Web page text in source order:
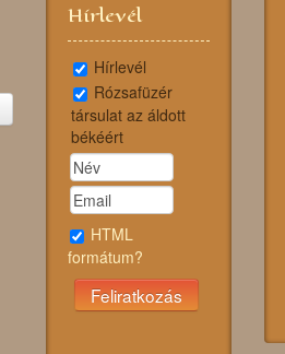
Hírlevél
Hírlevél
Rózsafüzér
társulat az áldott
békéért
HTML
formátum?